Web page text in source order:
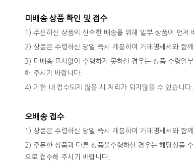
미배송 상품 확인 및 접수
1) 주문하신 상품의 신속한 배송을 위해 일부 상품이 먼저
2) 상품은 수령하신 당일 즉시 개봉하여 거래명세서와 함
3) 미배송 표시없이 수령하지 못하신 경우는 상품 수령일
해 주시기 바랍니다.
4) 기한 내 접수되지 않을 시 처리가 되지않을 수 있습니다.
오배송 접수
1) 상품은 수령하신 당일 즉시 개봉하여 거래명세서와 함
2) 주문한 상품과 다른 상품을수령하신 경우는 해당상품
으로 접수해 주시기 바랍니다.